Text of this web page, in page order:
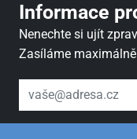
Informace
Nenechte si ujít
Zasíláme
váš email